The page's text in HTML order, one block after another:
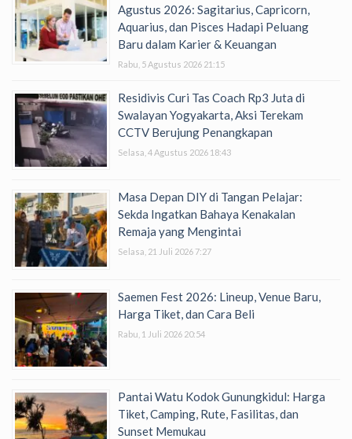
Agustus 2026: Sagitarius, Capricorn,
Aquarius, dan Pisces Hadapi Peluang
Baru dalam Karier & Keuangan
Rabu, 5 Agustus 2026 21:15
Residivis Curi Tas Coach Rp3 Juta di
Swalayan Yogyakarta, Aksi Terekam
CCTV Berujung Penangkapan
Selasa, 4 Agustus 2026 18:43
Masa Depan DIY di Tangan Pelajar:
Sekda Ingatkan Bahaya Kenakalan
Remaja yang Mengintai
Selasa, 21 Juli 2026 7:27
Saemen Fest 2026: Lineup, Venue Baru,
Harga Tiket, dan Cara Beli
Rabu, 1 Juli 2026 20:54
Pantai Watu Kodok Gunungkidul: Harga
Tiket, Camping, Rute, Fasilitas, dan
Sunset Memukau